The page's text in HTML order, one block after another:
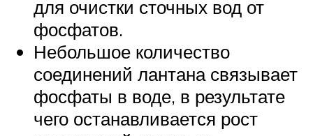
для очистки сточных вод от
фосфатов.
Небольшое количество
соединений лантана связывает
фосфаты в воде, в результате
чего останавливается рост